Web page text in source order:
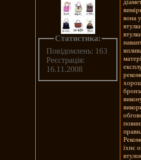
Статистика:
Повідомлень: 163
Реєстрація:
16.11.2008
вона
їхнє